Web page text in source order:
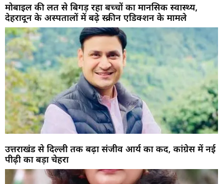
मोबाइल की लत से बिगड़ रहा बच्चों का मानसिक स्वास्थ्य,
देहरादून के अस्पतालों में बढ़े स्क्रीन एडिक्शन के मामले
उत्तराखंड से दिल्ली तक बढ़ा संजीव आर्य का कद, कांग्रेस में नई
पीढ़ी का बड़ा चेहरा